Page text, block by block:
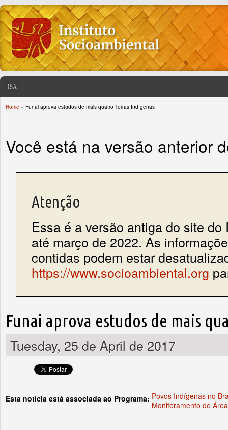
ISA
Home » Funai aprova estudos de mais quatro Terras Indígenas
Você está na versão anterior
Atenção
Essa é a versão antiga do site do
até março de 2022. As
contidas podem estar
https://www.socioambiental.org
Funai aprova estudos de mais
Tuesday, 25 de April de 2017
Esta notícia está associada ao Programa: Povos Indígenas no
Monitoramento de